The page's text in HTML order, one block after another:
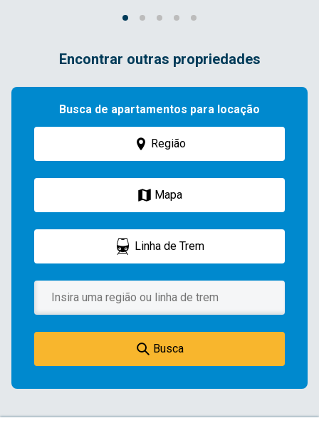
Encontrar outras propriedades
Busca de apartamentos para locação
Região
Mapa
Linha de Trem
Busca